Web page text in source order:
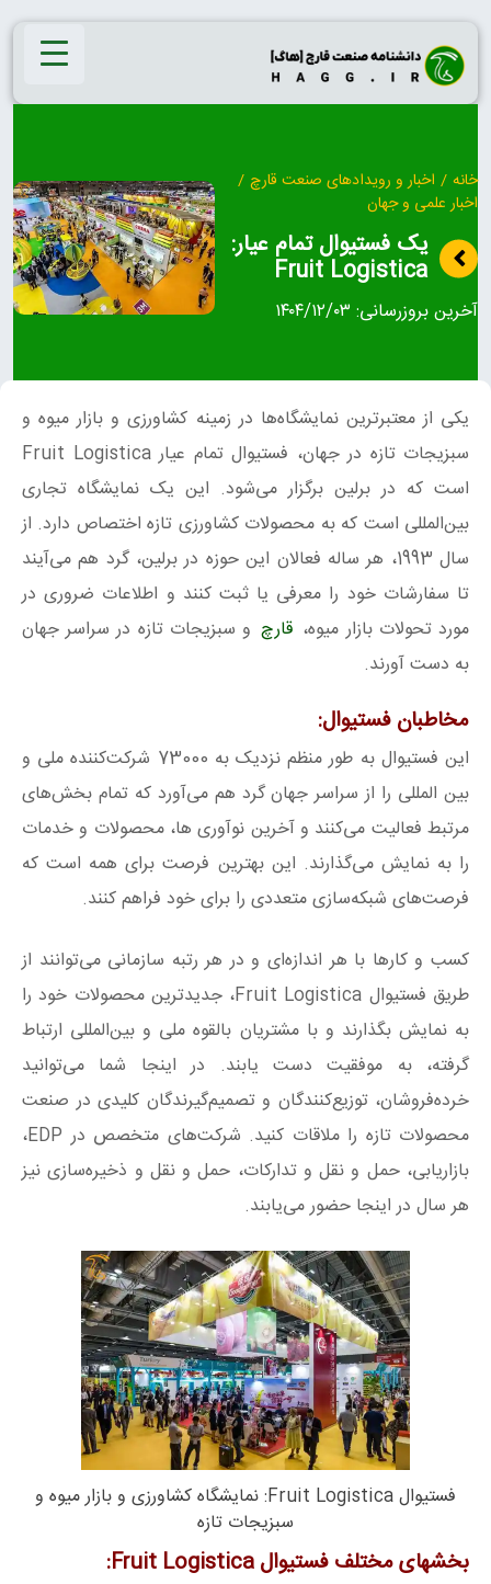
Skip
content
خانه / اخبار و رویدادهای صنعت قارچ /
اخبار علمی و جهان
یک فستیوال تمام عیار:
Fruit Logistica
آخرین بروزرسانی: ۱۴۰۴/۱۲/۰۳
یکی از معتبرترین نمایشگاه‌ها در زمینه کشاورزی و بازار میوه و
سبزیجات تازه در جهان، فستیوال تمام عیار Fruit Logistica
است که در برلین برگزار می‌شود. این یک نمایشگاه تجاری
بین‌المللی است که به محصولات کشاورزی تازه اختصاص دارد. از
سال 1993، هر ساله فعالان این حوزه در برلین، گرد هم می‌آیند
تا سفارشات خود را معرفی یا ثبت کنند و اطلاعات ضروری در
مورد تحولات بازار میوه، قارچ و سبزیجات تازه در سراسر جهان
به دست آورند.
مخاطبان فستیوال:
این فستیوال به طور منظم نزدیک به 73000 شرکت‌کننده ملی و
بین المللی را از سراسر جهان گرد هم می‌آورد که تمام بخش‌های
مرتبط فعالیت می‌کنند و آخرین نوآوری‌ ها، محصولات و خدمات
را به نمایش می‌گذارند. این بهترین فرصت برای همه است که
فرصت‌های شبکه‌سازی متعددی را برای خود فراهم کنند.
کسب و کارها با هر اندازه‌ای و در هر رتبه سازمانی می‌توانند از
طریق فستیوال Fruit Logistica، جدیدترین محصولات خود را
به نمایش بگذارند و با مشتریان بالقوه ملی و بین‌المللی ارتباط
گرفته، به موفقیت دست یابند. در اینجا شما می‌توانید
خرده‌فروشان، توزیع‌کنندگان و تصمیم‌گیرندگان کلیدی در صنعت
محصولات تازه را ملاقات کنید. شرکت‌های متخصص در EDP،
بازاریابی، حمل و نقل و تدارکات، حمل و نقل و ذخیره‌سازی نیز
هر سال در اینجا حضور می‌یابند.
فستیوال Fruit Logistica: نمایشگاه کشاورزی و بازار میوه و
سبزیجات تازه
بخشهای مختلف فستیوال Fruit Logistica: